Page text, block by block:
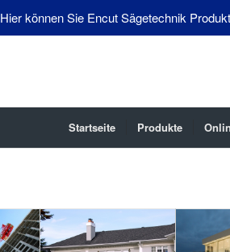
Hier können Sie Encut Sägetechnik
Startseite Produkte